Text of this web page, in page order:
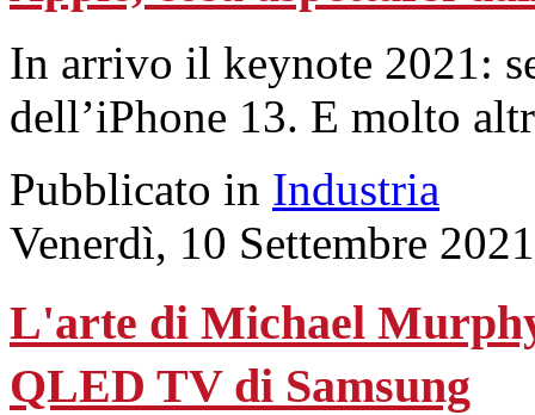
In arrivo il keynote 2021:
dell’iPhone 13. E molto
Pubblicato in Industria
Venerdì, 10 Settembre
L'arte di Michael
QLED TV di Samsung